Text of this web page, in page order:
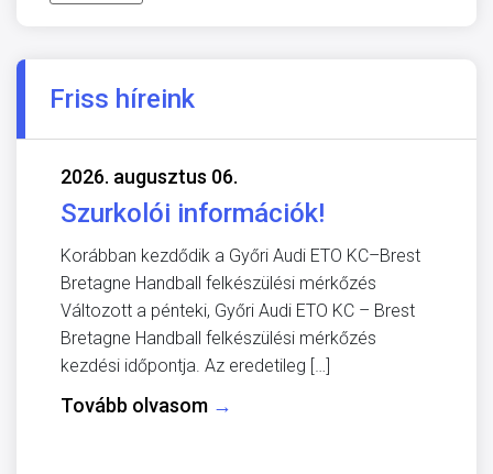
Friss híreink
2026. augusztus 06.
Szurkolói információk!
Korábban kezdődik a Győri Audi ETO KC–Brest
Bretagne Handball felkészülési mérkőzés
Változott a pénteki, Győri Audi ETO KC – Brest
Bretagne Handball felkészülési mérkőzés
kezdési időpontja. Az eredetileg […]
Tovább olvasom →